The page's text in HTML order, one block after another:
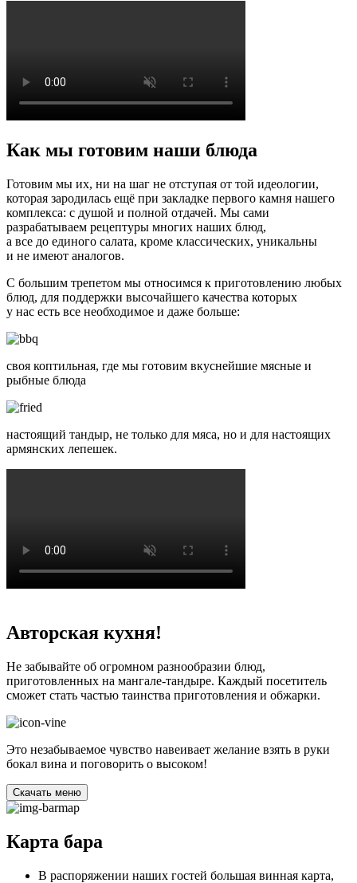
Как мы готовим наши блюда
Готовим мы их, ни на шаг не отступая от той идеологии,
которая зародилась ещё при закладке первого камня нашего
комплекса: с душой и полной отдачей. Мы сами
разрабатываем рецептуры многих наших блюд,
а все до единого салата, кроме классических, уникальны
и не имеют аналогов.
С большим трепетом мы относимся к приготовлению любых
блюд, для поддержки высочайшего качества которых
у нас есть все необходимое и даже больше:
своя коптильная, где мы готовим вкуснейшие мясные и
рыбные блюда
настоящий тандыр, не только для мяса, но и для настоящих
армянских лепешек.
Авторская кухня!
Не забывайте об огромном разнообразии блюд,
приготовленных на мангале-тандыре. Каждый посетитель
сможет стать частью таинства приготовления и обжарки.
Это незабываемое чувство навеивает желание взять в руки
бокал вина и поговорить о высоком!
Cкачать меню
Карта бара
В распоряжении наших гостей большая винная карта,